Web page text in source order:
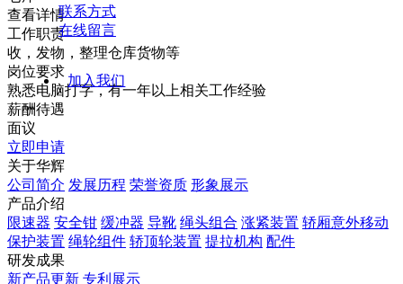
联系方式
在线留言
加入我们
查看详情
工作职责
收，发物，整理仓库货物等
岗位要求
熟悉电脑打字，有一年以上相关工作经验
薪酬待遇
面议
立即申请
关于华辉
公司简介 发展历程 荣誉资质 形象展示
产品介绍
限速器 安全钳 缓冲器 导靴 绳头组合 涨紧装置 轿厢意外移动
保护装置 绳轮组件 轿顶轮装置 提拉机构 配件
研发成果
新产品更新 专利展示